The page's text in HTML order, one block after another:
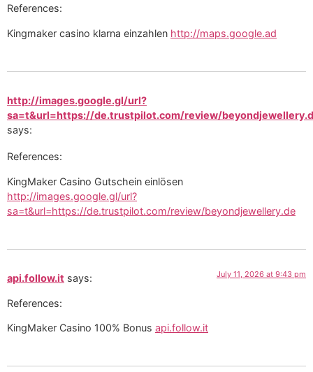
References:
Kingmaker casino klarna einzahlen http://maps.google.ad
http://images.google.gl/url?
sa=t&url=https://de.trustpilot.com/review/
says:
References:
KingMaker Casino Gutschein einlösen
http://images.google.gl/url?
sa=t&url=https://de.trustpilot.com/review/beyondjewellery.de
api.follow.it says: July 11, 2026 at 9:43 pm
References:
KingMaker Casino 100% Bonus api.follow.it